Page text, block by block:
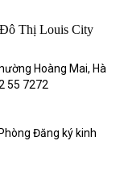
Thị Louis City
Hoàng Mai, Hà
55 7272
Đăng ký kinh